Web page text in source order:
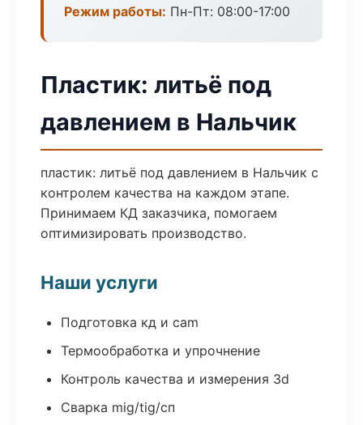
Режим работы: Пн-Пт: 08:00-17:00
Пластик: литьё под
давлением в Нальчик
пластик: литьё под давлением в Нальчик с
контролем качества на каждом этапе.
Принимаем КД заказчика, помогаем
оптимизировать производство.
Наши услуги
Подготовка кд и cam
Термообработка и упрочнение
Контроль качества и измерения 3d
Сварка mig/tig/сп